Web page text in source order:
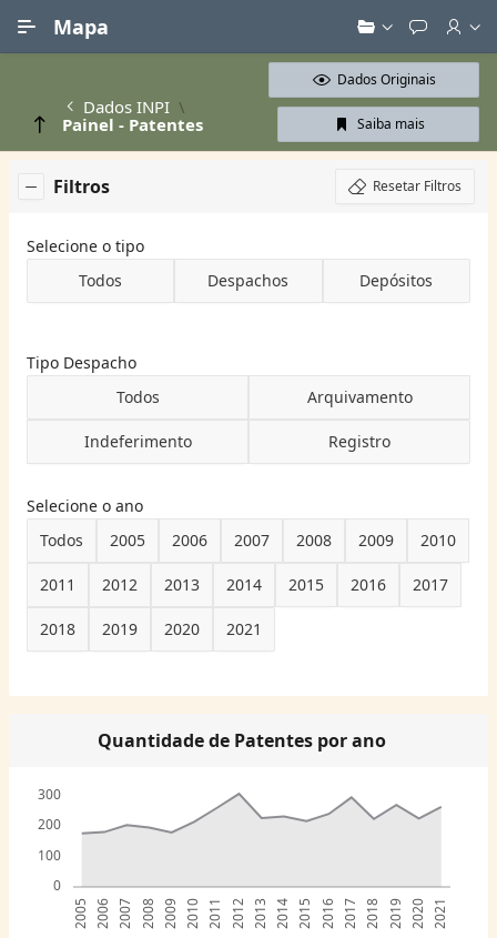
Mapa
Dados INPI
Painel - Patentes
Dados Originais
Saiba mais
Filtros Resetar Filtros
Selecione o tipo
Todos
Despachos Depósitos
Tipo Despacho
Todos
Arquivamento
Indeferimento Registro
Selecione o ano
Todos
2005 2006 2007 2008 2009 2010
2011 2012 2013 2014 2015 2016 2017
2018 2019 2020 2021
Quantidade de Patentes por ano
0
100
200
300
2005 2006 2007 2008 2009 2010 2011 2012 2013 2014 2015 2016 2017 2018 2019 2020 2021